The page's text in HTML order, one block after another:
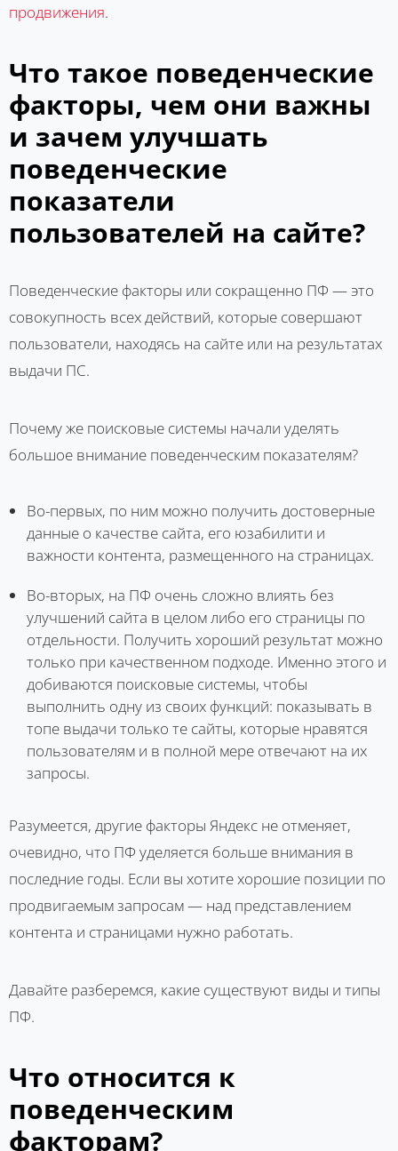
продвижения.
Что такое поведенческие
факторы, чем они важны
и зачем улучшать
поведенческие
показатели
пользователей на сайте?
Поведенческие факторы или сокращенно ПФ — это
совокупность всех действий, которые совершают
пользователи, находясь на сайте или на результатах
выдачи ПС.
Почему же поисковые системы начали уделять
большое внимание поведенческим показателям?
Во-первых, по ним можно получить достоверные
данные о качестве сайта, его юзабилити и
важности контента, размещенного на страницах.
Во-вторых, на ПФ очень сложно влиять без
улучшений сайта в целом либо его страницы по
отдельности. Получить хороший результат можно
только при качественном подходе. Именно этого и
добиваются поисковые системы, чтобы
выполнить одну из своих функций: показывать в
топе выдачи только те сайты, которые нравятся
пользователям и в полной мере отвечают на их
запросы.
Разумеется, другие факторы Яндекс не отменяет,
очевидно, что ПФ уделяется больше внимания в
последние годы. Если вы хотите хорошие позиции по
продвигаемым запросам — над представлением
контента и страницами нужно работать.
Давайте разберемся, какие существуют виды и типы
ПФ.
Что относится к
поведенческим
факторам?